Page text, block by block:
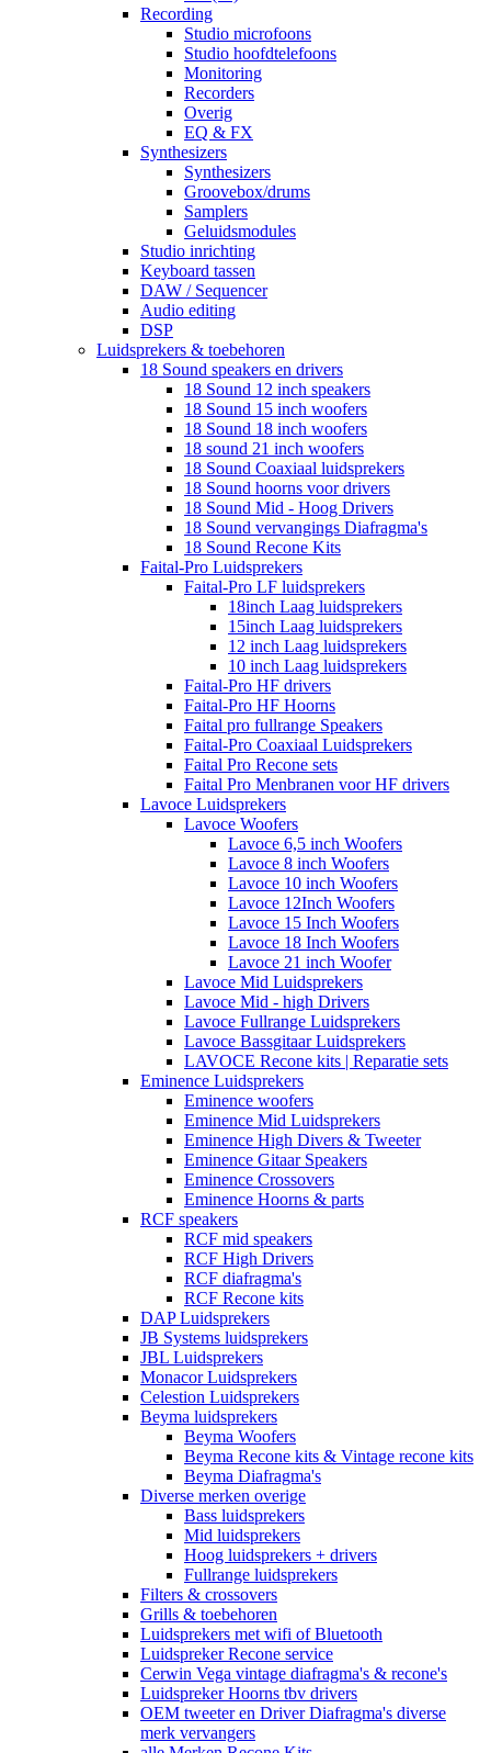
Recording
Studio microfoons
Studio hoofdtelefoons
Monitoring
Recorders
Overig
EQ & FX
Synthesizers
Synthesizers
Groovebox/drums
Samplers
Geluidsmodules
Studio inrichting
Keyboard tassen
DAW / Sequencer
Audio editing
DSP
Luidsprekers & toebehoren
18 Sound speakers en drivers
18 Sound 12 inch speakers
18 Sound 15 inch woofers
18 Sound 18 inch woofers
18 sound 21 inch woofers
18 Sound Coaxiaal luidsprekers
18 Sound hoorns voor drivers
18 Sound Mid - Hoog Drivers
18 Sound vervangings Diafragma's
18 Sound Recone Kits
Faital-Pro Luidsprekers
Faital-Pro LF luidsprekers
18inch Laag luidsprekers
15inch Laag luidsprekers
12 inch Laag luidsprekers
10 inch Laag luidsprekers
Faital-Pro HF drivers
Faital-Pro HF Hoorns
Faital pro fullrange Speakers
Faital-Pro Coaxiaal Luidsprekers
Faital Pro Recone sets
Faital Pro Menbranen voor HF drivers
Lavoce Luidsprekers
Lavoce Woofers
Lavoce 6,5 inch Woofers
Lavoce 8 inch Woofers
Lavoce 10 inch Woofers
Lavoce 12Inch Woofers
Lavoce 15 Inch Woofers
Lavoce 18 Inch Woofers
Lavoce 21 inch Woofer
Lavoce Mid Luidsprekers
Lavoce Mid - high Drivers
Lavoce Fullrange Luidsprekers
Lavoce Bassgitaar Luidsprekers
LAVOCE Recone kits | Reparatie sets
Eminence Luidsprekers
Eminence woofers
Eminence Mid Luidsprekers
Eminence High Divers & Tweeter
Eminence Gitaar Speakers
Eminence Crossovers
Eminence Hoorns & parts
RCF speakers
RCF mid speakers
RCF High Drivers
RCF diafragma's
RCF Recone kits
DAP Luidsprekers
JB Systems luidsprekers
JBL Luidsprekers
Monacor Luidsprekers
Celestion Luidsprekers
Beyma luidsprekers
Beyma Woofers
Beyma Recone kits & Vintage recone kits
Beyma Diafragma's
Diverse merken overige
Bass luidsprekers
Mid luidsprekers
Hoog luidsprekers + drivers
Fullrange luidsprekers
Filters & crossovers
Grills & toebehoren
Luidsprekers met wifi of Bluetooth
Luidspreker Recone service
Cerwin Vega vintage diafragma's & recone's
Luidspreker Hoorns tbv drivers
OEM tweeter en Driver Diafragma's diverse
merk vervangers